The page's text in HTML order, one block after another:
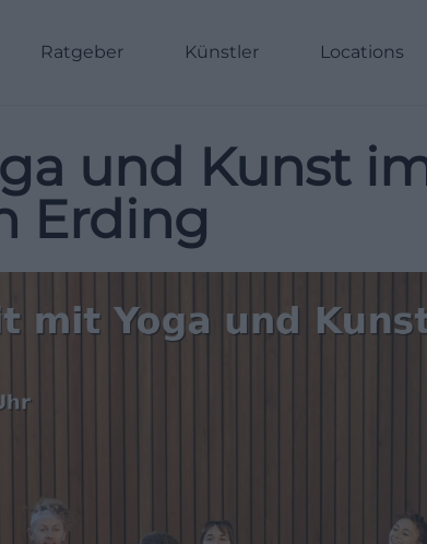
Ratgeber Künstler Locations
und Kunst
Erding